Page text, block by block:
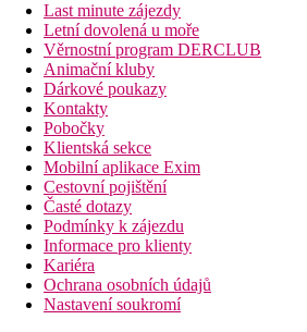
Last minute zájezdy
Letní dovolená u moře
Věrnostní program DERCLUB
Animační kluby
Dárkové poukazy
Kontakty
Pobočky
Klientská sekce
Mobilní aplikace Exim
Cestovní pojištění
Časté dotazy
Podmínky k zájezdu
Informace pro klienty
Kariéra
Ochrana osobních údajů
Nastavení soukromí